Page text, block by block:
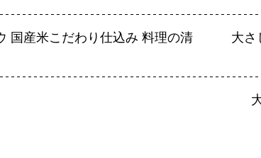
国産米こだわり仕込み 料理の清
大さ